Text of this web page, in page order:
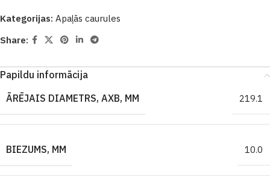
Kategorijas: Apaļās caurules
Share:
Papildu informācija
ĀRĒJAIS DIAMETRS, AXB, MM
219.1
BIEZUMS, MM 10.0